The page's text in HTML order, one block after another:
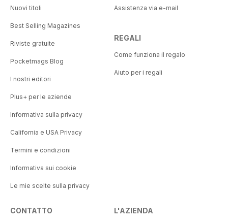
Nuovi titoli
Best Selling Magazines
Riviste gratuite
Pocketmags Blog
I nostri editori
Plus+ per le aziende
Informativa sulla privacy
California e USA Privacy
Termini e condizioni
Informativa sui cookie
Le mie scelte sulla privacy
Assistenza via e-mail
REGALI
Come funziona il regalo
Aiuto per i regali
CONTATTO L'AZIENDA